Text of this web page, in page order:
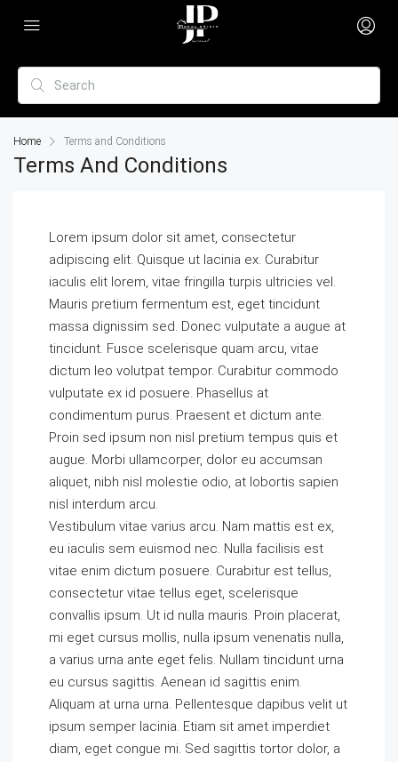
Home Terms and Conditions
Terms And Conditions
Lorem ipsum dolor sit amet, consectetur
adipiscing elit. Quisque ut lacinia ex. Curabitur
iaculis elit lorem, vitae fringilla turpis ultricies vel.
Mauris pretium fermentum est, eget tincidunt
massa dignissim sed. Donec vulputate a augue at
tincidunt. Fusce scelerisque quam arcu, vitae
dictum leo volutpat tempor. Curabitur commodo
vulputate ex id posuere. Phasellus at
condimentum purus. Praesent et dictum ante.
Proin sed ipsum non nisl pretium tempus quis et
augue. Morbi ullamcorper, dolor eu accumsan
aliquet, nibh nisl molestie odio, at lobortis sapien
nisl interdum arcu.
Vestibulum vitae varius arcu. Nam mattis est ex,
eu iaculis sem euismod nec. Nulla facilisis est
vitae enim dictum posuere. Curabitur est tellus,
consectetur vitae tellus eget, scelerisque
convallis ipsum. Ut id nulla mauris. Proin placerat,
mi eget cursus mollis, nulla ipsum venenatis nulla,
a varius urna ante eget felis. Nullam tincidunt urna
eu cursus sagittis. Aenean id sagittis enim.
Aliquam at urna urna. Pellentesque dapibus velit ut
ipsum semper lacinia. Etiam sit amet imperdiet
diam, eget congue mi. Sed sagittis tortor dolor, a